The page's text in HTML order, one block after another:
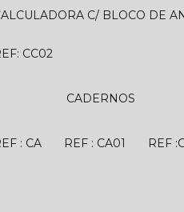
CALCULADORA C/ BLOCO DE
REF: CC02
CADERNOS
REF : CA REF : CA01 REF